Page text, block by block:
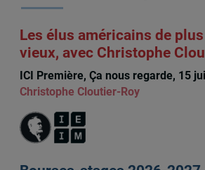
Les élus américains de
vieux, avec Christophe
ICI Première, Ça nous regarde, 15
Christophe Cloutier-Roy